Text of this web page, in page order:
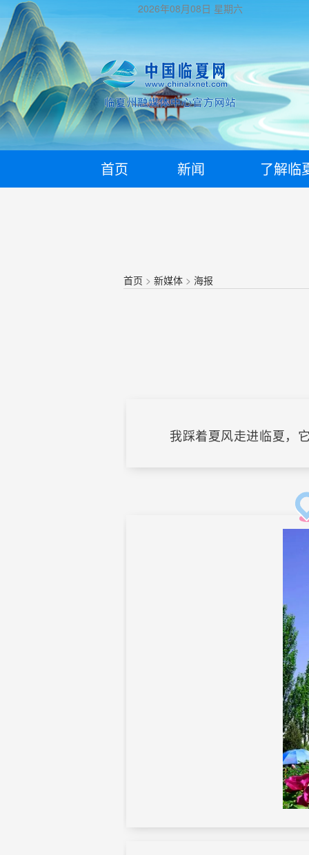
2026年08月08日 星期六
首页 新闻 了解临
首页 >新媒体 >海报
我踩着夏风走进临夏，